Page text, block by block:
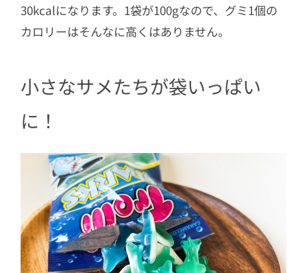
30kcalになります。1袋が100gなので、グミ1個の
カロリーはそんなに高くはありません。
小さなサメたちが袋いっぱい
に！